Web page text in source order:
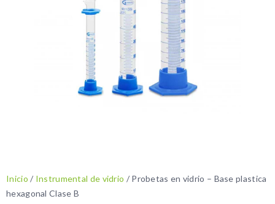
Inicio / Instrumental de vidrio / Probetas en vidrio – Base plastica
hexagonal Clase B